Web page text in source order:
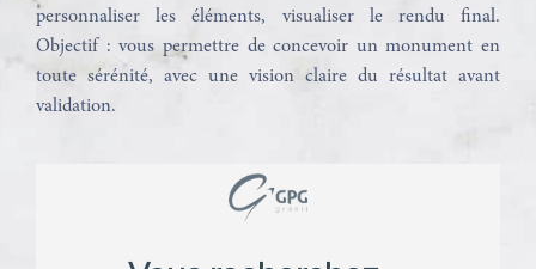
personnaliser les éléments, visualiser le rendu final.
Objectif : vous permettre de concevoir un monument en
toute sérénité, avec une vision claire du résultat avant
validation.